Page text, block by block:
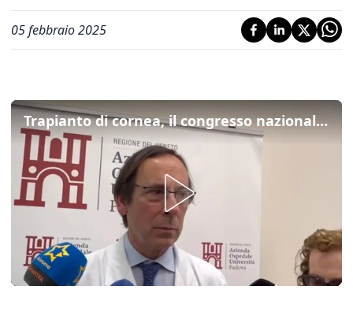
05 febbraio 2025
Trapianto di cornea, il congresso nazionale a Padova: "Italia all'avanguardia"